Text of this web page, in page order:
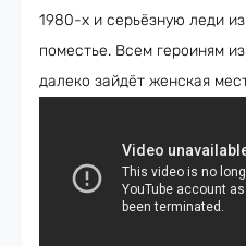
1980-х и серьёзную леди
поместье. Всем героиням
далеко зайдёт женская